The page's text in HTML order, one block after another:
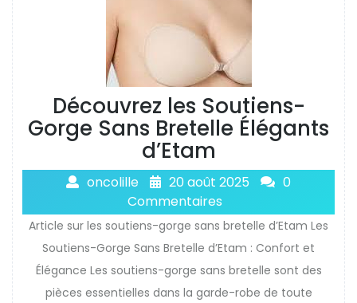
Découvrez les Soutiens-
Gorge Sans Bretelle Élégants
d’Etam
oncolille 20 août 2025
0
Commentaires
Article sur les soutiens-gorge sans bretelle d’Etam Les
Soutiens-Gorge Sans Bretelle d’Etam : Confort et
Élégance Les soutiens-gorge sans bretelle sont des
pièces essentielles dans la garde-robe de toute